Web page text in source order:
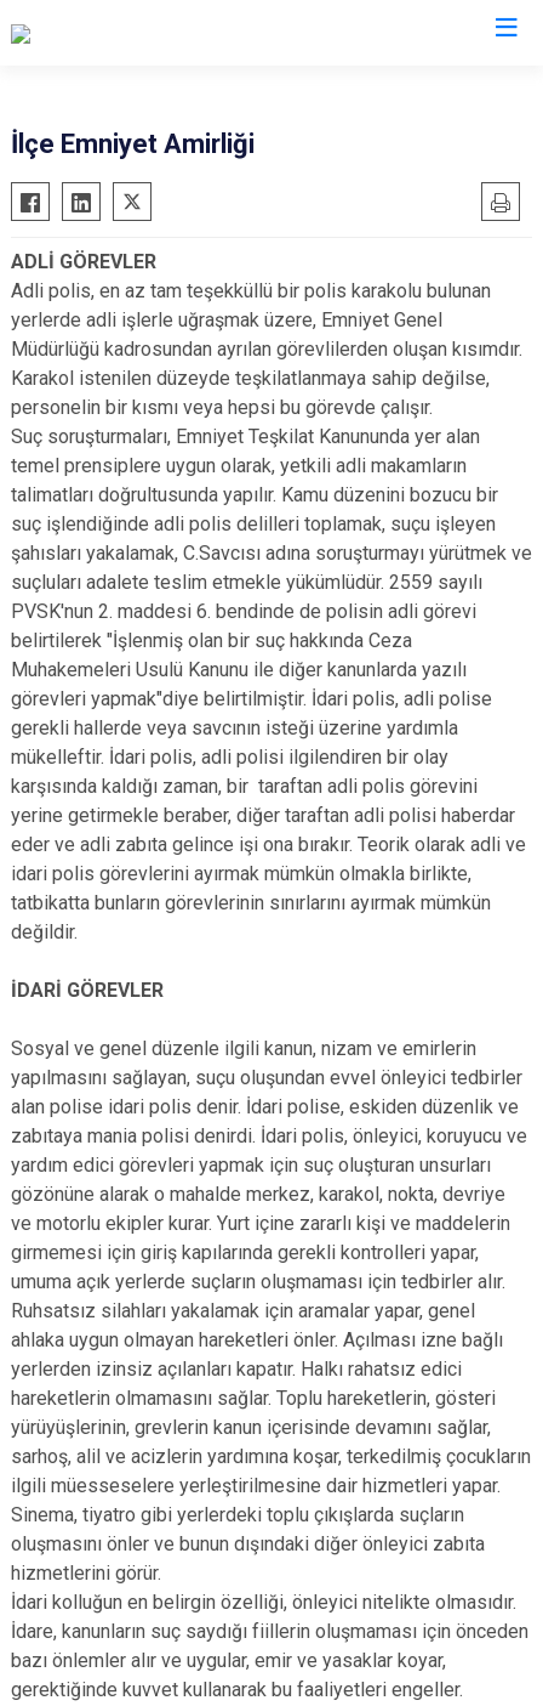
Akçadağ
Arapgir
Arguvan
Battalgazi
Darende
Doğanşehir
Doğanyol
Pütürge
Yazıhan
Yeşilyurt
İlçe Emniyet Amirliği
ADLİ GÖREVLER
Adli polis, en az tam teşekküllü bir polis karakolu bulunan
yerlerde adli işlerle uğraşmak üzere, Emniyet Genel
Müdürlüğü kadrosundan ayrılan görevlilerden oluşan kısımdır.
Karakol istenilen düzeyde teşkilatlanmaya sahip değilse,
personelin bir kısmı veya hepsi bu görevde çalışır.
Suç soruşturmaları, Emniyet Teşkilat Kanununda yer alan
temel prensiplere uygun olarak, yetkili adli makamların
talimatları doğrultusunda yapılır. Kamu düzenini bozucu bir
suç işlendiğinde adli polis delilleri toplamak, suçu işleyen
şahısları yakalamak, C.Savcısı adına soruşturmayı yürütmek ve
suçluları adalete teslim etmekle yükümlüdür. 2559 sayılı
PVSK'nun 2. maddesi 6. bendinde de polisin adli görevi
belirtilerek "İşlenmiş olan bir suç hakkında Ceza
Muhakemeleri Usulü Kanunu ile diğer kanunlarda yazılı
görevleri yapmak"diye belirtilmiştir. İdari polis, adli polise
gerekli hallerde veya savcının isteği üzerine yardımla
mükelleftir. İdari polis, adli polisi ilgilendiren bir olay
karşısında kaldığı zaman, bir taraftan adli polis görevini
yerine getirmekle beraber, diğer taraftan adli polisi haberdar
eder ve adli zabıta gelince işi ona bırakır. Teorik olarak adli ve
idari polis görevlerini ayırmak mümkün olmakla birlikte,
tatbikatta bunların görevlerinin sınırlarını ayırmak mümkün
değildir.
İDARİ GÖREVLER
Sosyal ve genel düzenle ilgili kanun, nizam ve emirlerin
yapılmasını sağlayan, suçu oluşundan evvel önleyici tedbirler
alan polise idari polis denir. İdari polise, eskiden düzenlik ve
zabıtaya mania polisi denirdi. İdari polis, önleyici, koruyucu ve
yardım edici görevleri yapmak için suç oluşturan unsurları
gözönüne alarak o mahalde merkez, karakol, nokta, devriye
ve motorlu ekipler kurar. Yurt içine zararlı kişi ve maddelerin
girmemesi için giriş kapılarında gerekli kontrolleri yapar,
umuma açık yerlerde suçların oluşmaması için tedbirler alır.
Ruhsatsız silahları yakalamak için aramalar yapar, genel
ahlaka uygun olmayan hareketleri önler. Açılması izne bağlı
yerlerden izinsiz açılanları kapatır. Halkı rahatsız edici
hareketlerin olmamasını sağlar. Toplu hareketlerin, gösteri
yürüyüşlerinin, grevlerin kanun içerisinde devamını sağlar,
sarhoş, alil ve acizlerin yardımına koşar, terkedilmiş çocukların
ilgili müesseselere yerleştirilmesine dair hizmetleri yapar.
Sinema, tiyatro gibi yerlerdeki toplu çıkışlarda suçların
oluşmasını önler ve bunun dışındaki diğer önleyici zabıta
hizmetlerini görür.
İdari kolluğun en belirgin özelliği, önleyici nitelikte olmasıdır.
İdare, kanunların suç saydığı fiillerin oluşmaması için önceden
bazı önlemler alır ve uygular, emir ve yasaklar koyar,
gerektiğinde kuvvet kullanarak bu faaliyetleri engeller.